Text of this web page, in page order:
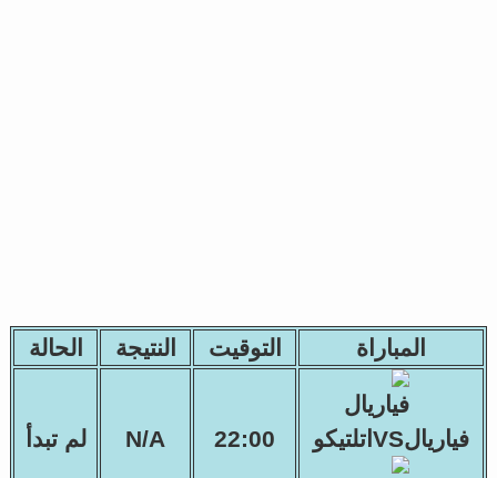
المباراة التوقيت النتيجة الحالة
فياريالVSاتلتيكو 22:00
N/A لم تبدأ